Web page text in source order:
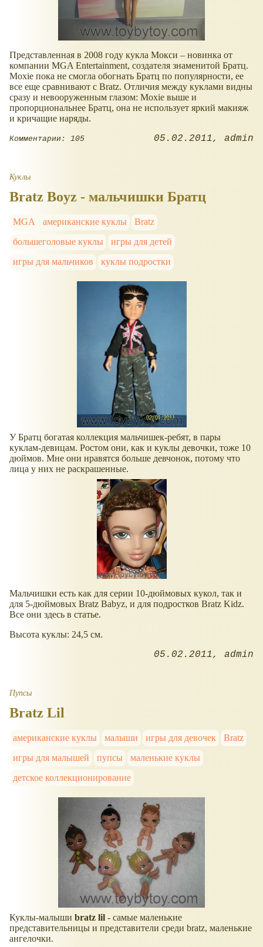
Представленная в 2008 году кукла Мокси – новинка от
компании MGA Entertainment, создателя знаменитой Братц.
Moxie пока не смогла обогнать Братц по популярности, ее
все еще сравнивают с Bratz. Отличия между куклами видны
сразу и невооруженным глазом: Moxie выше и
пропорциональнее Братц, она не использует яркий макияж
и кричащие наряды.
Комментарии: 105 05.02.2011 admin
Куклы
Bratz Boyz - мальчишки Братц
MGA американские куклы
Bratz
большеголовые куклы
игры для детей
игры для мальчиков
куклы подростки
У Братц богатая коллекция мальчишек-ребят, в пары
куклам-девицам. Ростом они, как и куклы девочки, тоже 10
дюймов. Мне они нравятся больше девчонок, потому что
лица у них не раскрашенные.
Мальчишки есть как для серии 10-дюймовых кукол, так и
для 5-дюймовых Bratz Babyz, и для подростков Bratz Kidz.
Все они здесь в статье.
Высота куклы: 24,5 см.
05.02.2011 admin
Пупсы
Bratz Lil
американские куклы малыши игры для девочек
Bratz
игры для малышей
пупсы
маленькие куклы
детское коллекционирование
Куклы-малыши bratz lil - самые маленькие
представительницы и представители среди bratz, маленькие
ангелочки.